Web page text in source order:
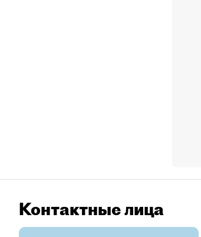
Контактные лица